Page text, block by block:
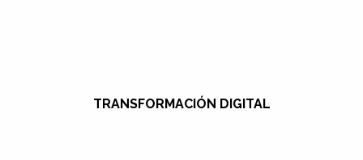
TRANSFORMACIÓN DIGITAL